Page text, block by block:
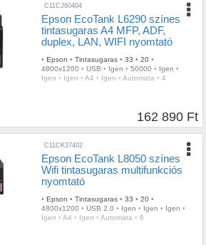
C11CJ60404
Epson EcoTank L6290 színes
tintasugaras A4 MFP, ADF,
duplex, LAN, WIFI nyomtató
• Epson • Tintasugaras • 33 • 20 •
4800x1200 • USB • Igen • 50000 • Igen •
Igen • Igen • A4 • Igen • Automata • 4
162 890 Ft
C11CK37402
Epson EcoTank L8050 színes
Wifi tintasugaras multifunkciós
nyomtató
• Epson • Tintasugaras • 33 • 20 •
4800x1200 • USB 2.0 • Igen • Igen • Igen •
Igen • A4 • Igen • Automata • 6